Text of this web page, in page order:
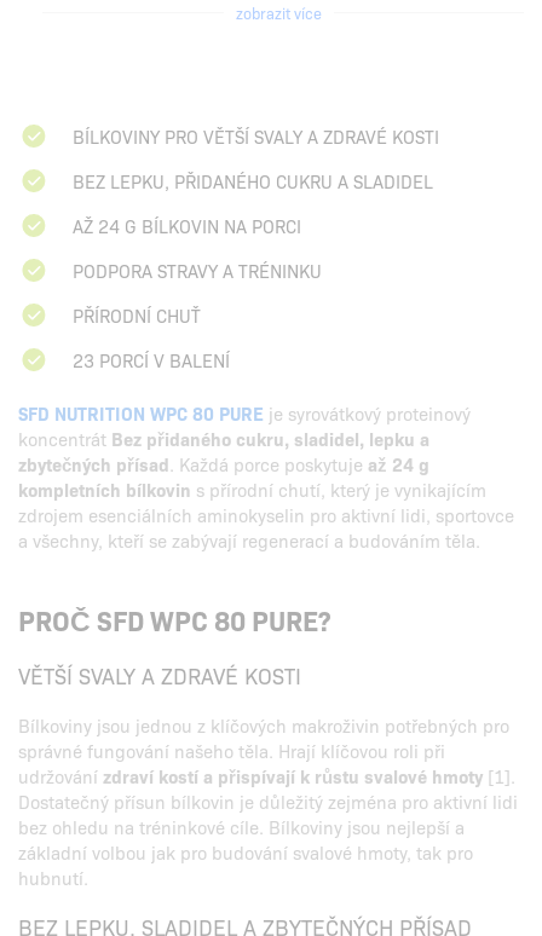
zobrazit více
BÍLKOVINY PRO VĚTŠÍ SVALY A ZDRAVÉ KOSTI
BEZ LEPKU, PŘIDANÉHO CUKRU A SLADIDEL
AŽ 24 G BÍLKOVIN NA PORCI
PODPORA STRAVY A TRÉNINKU
PŘÍRODNÍ CHUŤ
23 PORCÍ V BALENÍ
SFD NUTRITION WPC 80 PURE je syrovátkový proteinový
koncentrát Bez přidaného cukru, sladidel, lepku a
zbytečných přísad . Každá porce poskytuje až 24 g
kompletních bílkovin s přírodní chutí, který je vynikajícím
zdrojem esenciálních aminokyselin pro aktivní lidi, sportovce
a všechny, kteří se zabývají regenerací a budováním těla.
PROČ SFD WPC 80 PURE?
VĚTŠÍ SVALY A ZDRAVÉ KOSTI
Bílkoviny jsou jednou z klíčových makroživin potřebných pro
správné fungování našeho těla. Hrají klíčovou roli při
udržovánízdraví kostí a přispívají k růstu svalové hmoty [1].
Dostatečný přísun bílkovin je důležitý zejména pro aktivní lidi
bez ohledu na tréninkové cíle. Bílkoviny jsou nejlepší a
základní volbou jak pro budování svalové hmoty, tak pro
hubnutí.
BEZ LEPKU, SLADIDEL A ZBYTEČNÝCH PŘÍSAD